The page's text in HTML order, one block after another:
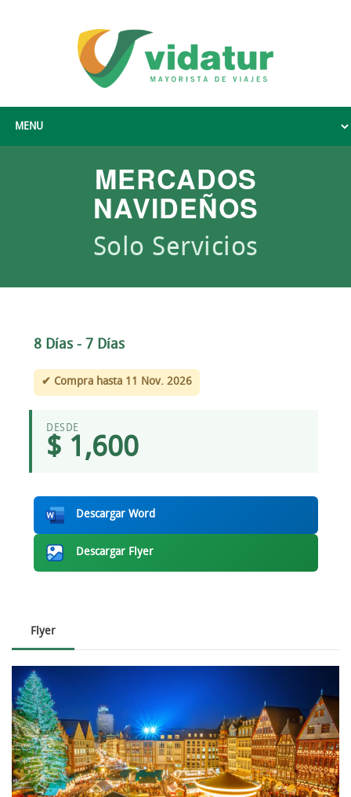
MERCADOS
NAVIDEÑOS
Solo Servicios
8 Días - 7 Días
✔ Compra hasta 11 Nov. 2026
DESDE
$ 1,600
Descargar Word
Descargar Flyer
Flyer